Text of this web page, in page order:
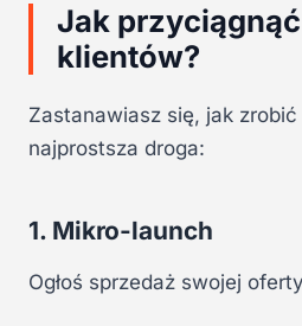
Jak
klientów?
Zastanawiasz się, jak
najprostsza droga:
1. Mikro-launch
Ogłoś sprzedaż swojej